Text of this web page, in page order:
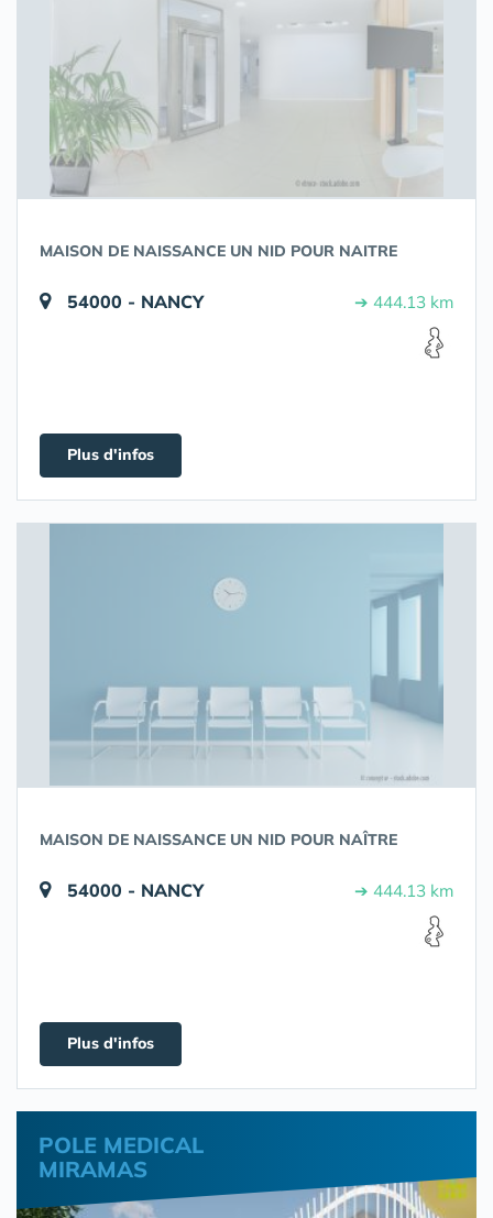
MAISON DE NAISSANCE UN NID POUR NAITRE
54000 - NANCY ➔ 444.13 km
Plus d'infos
MAISON DE NAISSANCE UN NID POUR NAÎTRE
54000 - NANCY ➔ 444.13 km
Plus d'infos
POLE MEDICAL
MIRAMAS